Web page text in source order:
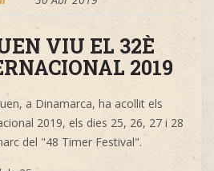
VIU EL 32È
2019
a Dinamarca, ha acollit els
2019, els dies 25, 26, 27 i 28
del "48 Timer Festival".